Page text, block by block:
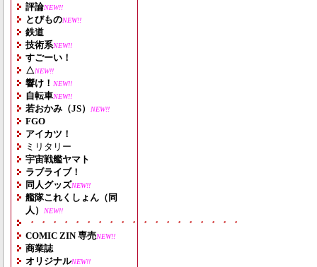
評論NEW!!
とびものNEW!!
鉄道
技術系NEW!!
すごーい！
△NEW!!
響け！ NEW!!
自転車NEW!!
若おかみ（JS） NEW!!
FGO
アイカツ！
ミリタリー
宇宙戦艦ヤマト
ラブライブ！
同人グッズNEW!!
艦隊これくしょん（同
人）
NEW!!
・・・・・・・・・・・・・・・・・・・
COMIC ZIN 専売NEW!!
商業誌
オリジナルNEW!!